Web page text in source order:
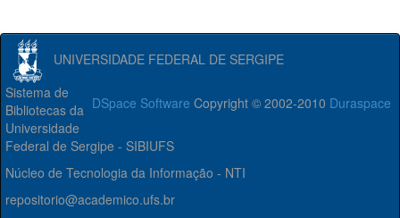
UNIVERSIDADE FEDERAL DE SERGIPE
DSpace Software Copyright © 2002-2010 Duraspace
Sistema de
Bibliotecas da
Universidade
Federal de Sergipe - SIBIUFS
Núcleo de Tecnologia da Informação - NTI
repositorio@academico.ufs.br